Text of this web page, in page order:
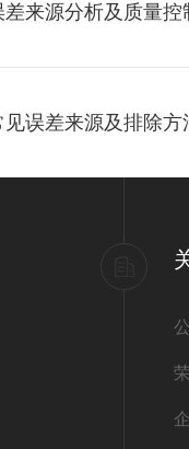
来源分析及质量控
误差来源及排除方